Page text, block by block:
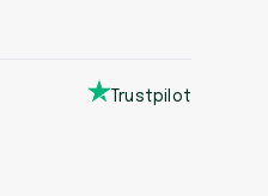
Trustpilot